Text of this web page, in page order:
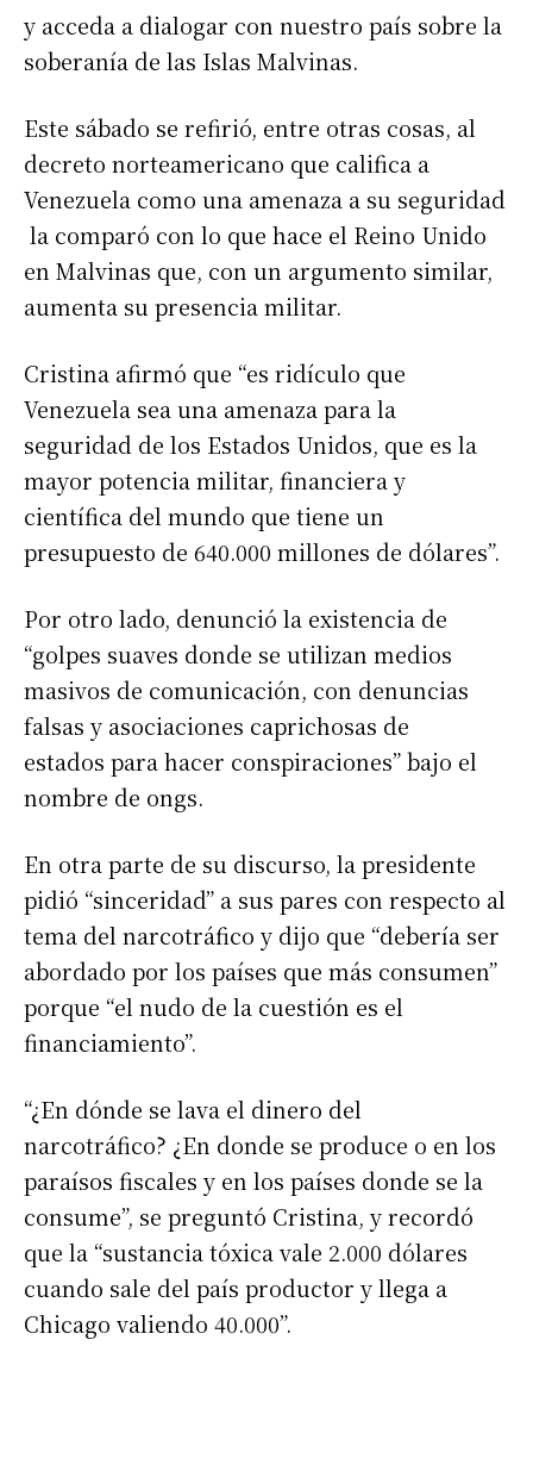
y acceda a dialogar con nuestro país sobre la
soberanía de las Islas Malvinas.
Este sábado se refirió, entre otras cosas, al
decreto norteamericano que califica a
Venezuela como una amenaza a su seguridad
la comparó con lo que hace el Reino Unido
en Malvinas que, con un argumento similar,
aumenta su presencia militar.
Cristina afirmó que “es ridículo que
Venezuela sea una amenaza para la
seguridad de los Estados Unidos, que es la
mayor potencia militar, financiera y
científica del mundo que tiene un
presupuesto de 640.000 millones de dólares”.
Por otro lado, denunció la existencia de
“golpes suaves donde se utilizan medios
masivos de comunicación, con denuncias
falsas y asociaciones caprichosas de
estados para hacer conspiraciones” bajo el
nombre de ongs.
En otra parte de su discurso, la presidente
pidió “sinceridad” a sus pares con respecto al
tema del narcotráfico y dijo que “debería ser
abordado por los países que más consumen”
porque “el nudo de la cuestión es el
financiamiento”.
“¿En dónde se lava el dinero del
narcotráfico? ¿En donde se produce o en los
paraísos fiscales y en los países donde se la
consume”, se preguntó Cristina, y recordó
que la “sustancia tóxica vale 2.000 dólares
cuando sale del país productor y llega a
Chicago valiendo 40.000”.